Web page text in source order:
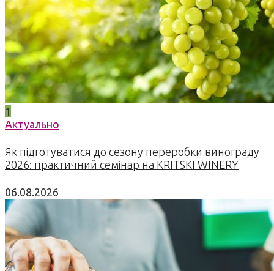
1
Актуально
Як підготуватися до сезону переробки винограду
2026: практичний семінар на KRITSKI WINERY
06.08.2026